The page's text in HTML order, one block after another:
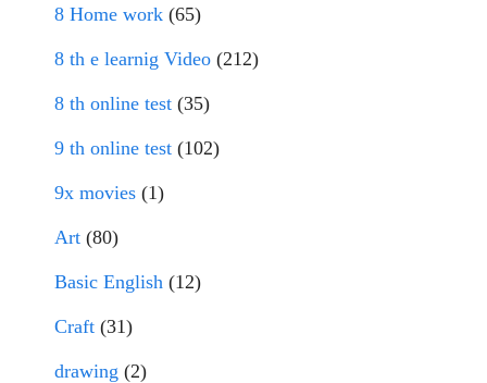
8 Home work (65)
8 th e learnig Video (212)
8 th online test (35)
9 th online test (102)
9x movies (1)
Art (80)
Basic English (12)
Craft (31)
drawing (2)